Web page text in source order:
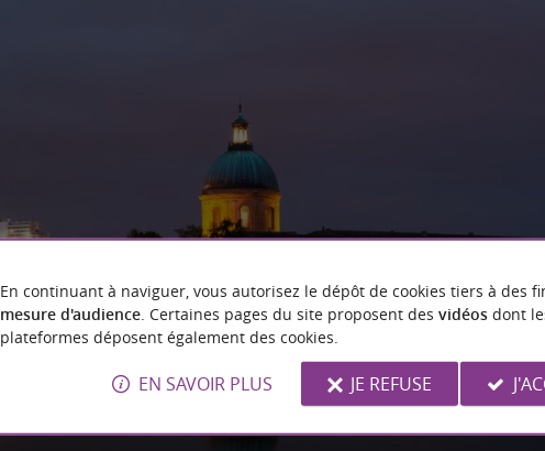
En continuant à naviguer, vous autorisez le dépôt de cookies tiers à des
mesure d'audience. Certaines pages du site proposent des vidéosdont
plateformes déposent également des cookies.
EN SAVOIR PLUS JE REFUSE